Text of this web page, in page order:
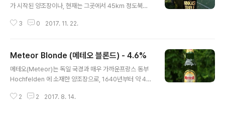
가 시작된 양조장이나, 현재는 그곳에서 45km 정도북서
주 양조가 주력 사업으로 보이기는 하나증류주도 같이 취
확인됩니다. - 블로그에 리뷰된 닌카시(Ninkasi) 양조장의
맥주 -Ninkasi Noire (닌카시 누아르) - 6.6% - 2017.0
2.02 오늘 시음할 맥주는 트리플(Triple)이라는 제품으
평소 개인적으로 트리펠(Tripel)이라는 스타일이완전히
3 0 2017. 11. 22.
Meteor Blonde (메테오 블론드) - 4.6%
메테오(Meteor)는 독일 국경과 매우 가까운프랑스 동부
Hochfelden 에 소재한 양조장으로, 1640년부터 약 40
업체입니다. 양조장 명칭과 동일한 Meteor 브랜드 아래
2 2 2017. 8. 14.